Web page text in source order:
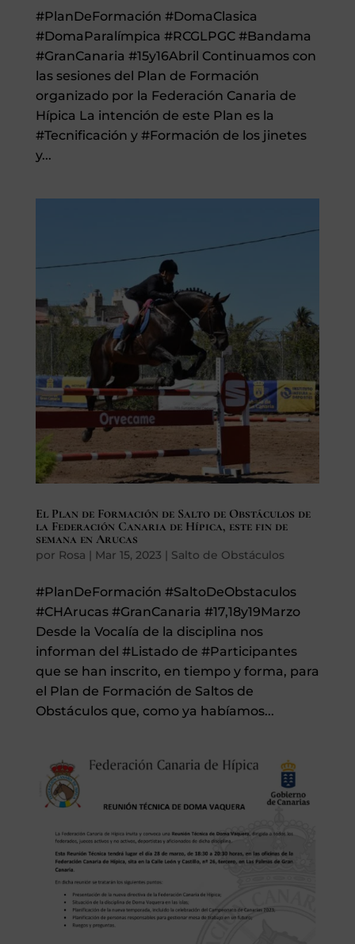
#PlanDeFormación #DomaClasica
#DomaParalímpica #RCGLPGC #Bandama
#GranCanaria #15y16Abril Continuamos con
las sesiones del Plan de Formación
organizado por la Federación Canaria de
Hípica La intención de este Plan es la
#Tecnificación y #Formación de los jinetes
y...
El Plan de Formación de Salto de Obstáculos de
la Federación Canaria de Hípica, este fin de
semana en Arucas
por Rosa | Mar 15, 2023 | Salto de Obstáculos
#PlanDeFormación #SaltoDeObstaculos
#CHArucas #GranCanaria #17,18y19Marzo
Desde la Vocalía de la disciplina nos
informan del #Listado de #Participantes
que se han inscrito, en tiempo y forma, para
el Plan de Formación de Saltos de
Obstáculos que, como ya habíamos...